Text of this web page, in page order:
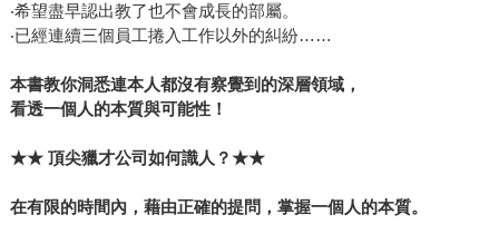
‧希望盡早認出教了也不會成長的部屬。
‧已經連續三個員工捲入工作以外的糾紛……
本書教你洞悉連本人都沒有察覺到的深層領域，
看透一個人的本質與可能性！
★★ 頂尖獵才公司如何識人？★★
在有限的時間內，藉由正確的提問，掌握一個人的本質。